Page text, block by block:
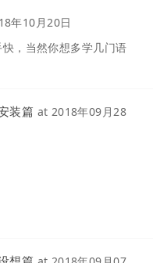
年10月20日
，当然你想多学几门语
装篇 at 2018年09月28